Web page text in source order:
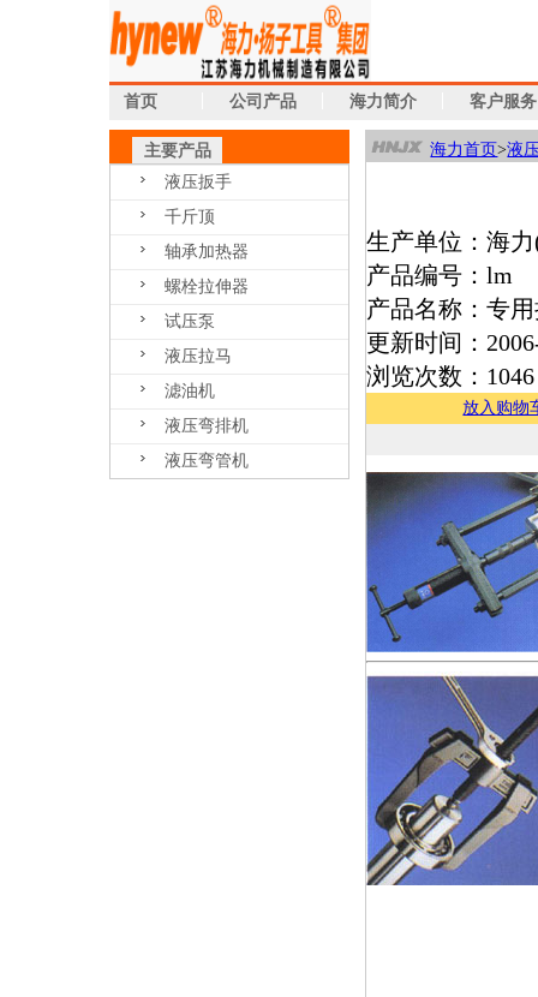
首页 公司产品 海力简介 客户服务
主要产品
液压扳手
千斤顶
轴承加热器
螺栓拉伸器
试压泵
液压拉马
滤油机
液压弯排机
液压弯管机
海力首页>液
生产单位：海
产品编号：lm
产品名称：专
更新时间：
浏览次数：1046
放入购物